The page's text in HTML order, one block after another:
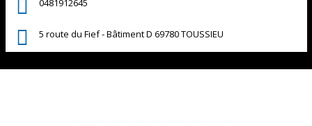
0481912645
5 route du Fief - Bâtiment D 69780 TOUSSIEU